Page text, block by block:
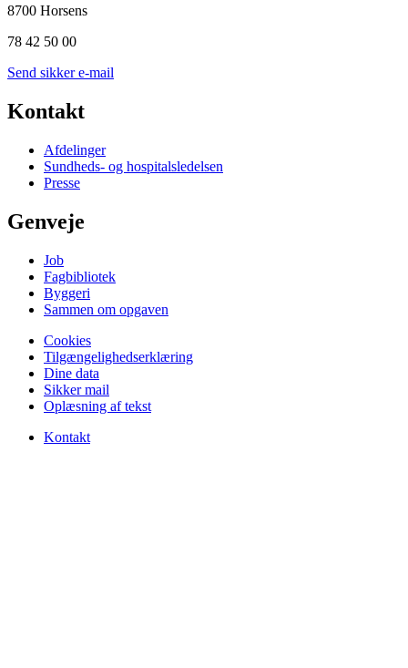
8700 Horsens
78 42 50 00
Send sikker e-mail
Kontakt
Afdelinger
Sundheds- og hospitalsledelsen
Presse
Genveje
Job
Fagbibliotek
Byggeri
Sammen om opgaven
Cookies
Tilgængelighedserklæring
Dine data
Sikker mail
Oplæsning af tekst
Kontakt